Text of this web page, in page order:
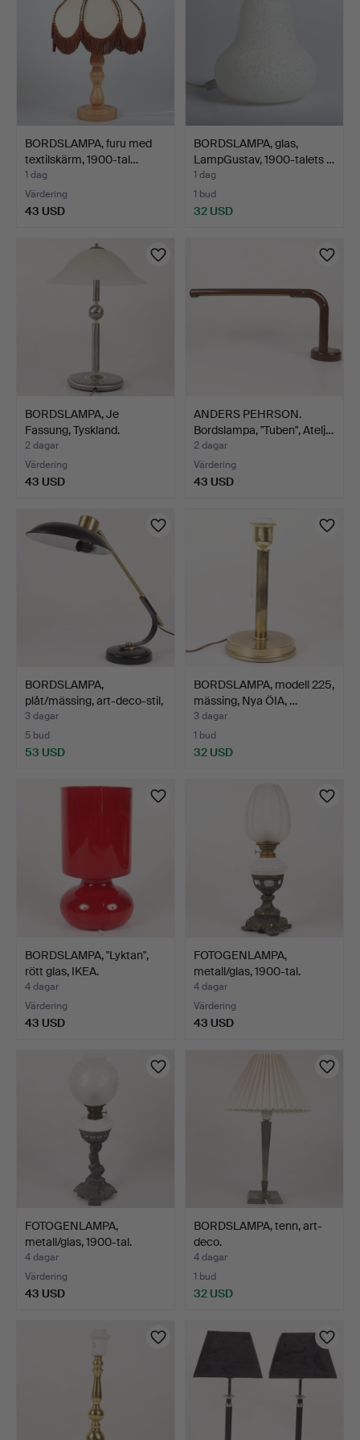
BORDSLAMPA, furu med
textilskärm, 1900-tal…
1 dag
Värdering
43 USD
BORDSLAMPA, glas,
LampGustav, 1900-talets …
1 dag
1 bud
32 USD
BORDSLAMPA, Je
Fassung, Tyskland.
2 dagar
Värdering
43 USD
ANDERS PEHRSON.
Bordslampa, "Tuben", Atelj…
2 dagar
Värdering
43 USD
BORDSLAMPA,
plåt/mässing, art-deco-stil,
H…
3 dagar
5 bud
53 USD
BORDSLAMPA, modell 225,
mässing, Nya ÖIA, …
3 dagar
1 bud
32 USD
BORDSLAMPA, "Lyktan",
rött glas, IKEA.
4 dagar
Värdering
43 USD
FOTOGENLAMPA,
metall/glas, 1900-tal.
4 dagar
Värdering
43 USD
FOTOGENLAMPA,
metall/glas, 1900-tal.
4 dagar
Värdering
43 USD
BORDSLAMPA, tenn, art-
deco.
4 dagar
1 bud
32 USD